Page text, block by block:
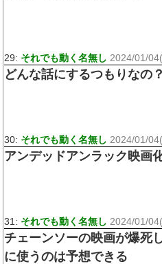
29: それでも動く名無し 2024/01/
どんな話にするつもりなの
30: それでも動く名無し 2024/01/
アンデッドアンラック映画
31: それでも動く名無し 2024/01/
チェーンソーの映画が爆死
に使うのは予想できる